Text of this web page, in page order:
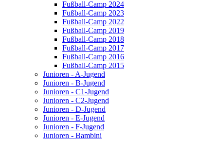
Fußball-Camp 2024
Fußball-Camp 2023
Fußball-Camp 2022
Fußball-Camp 2019
Fußball-Camp 2018
Fußball-Camp 2017
Fußball-Camp 2016
Fußball-Camp 2015
Junioren - A-Jugend
Junioren - B-Jugend
Junioren - C1-Jugend
Junioren - C2-Jugend
Junioren - D-Jugend
Junioren - E-Jugend
Junioren - F-Jugend
Junioren - Bambini